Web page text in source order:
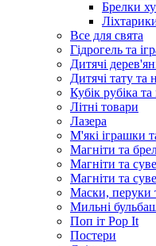
Брелки
Все для свята
Гідрогель та
Дитячі
Дитячі тату та
Кубік рубіка
Літні товари
Лазера
М'які іграшки
Магніти та
Магніти та
Магніти та
Маски, перуки
Мильні
Поп іт Pop It
Постери